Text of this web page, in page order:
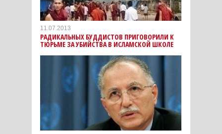
11.07.2013
РАДИКАЛЬНЫХ БУДДИСТОВ ПРИГОВОРИЛИ К
ТЮРЬМЕ ЗА УБИЙСТВА В ИСЛАМСКОЙ ШКОЛЕ